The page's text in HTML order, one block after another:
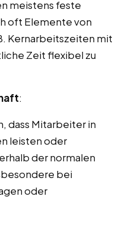
meistens feste
oft Elemente von
Kernarbeitszeiten mit
Zeit flexibel zu
:
dass Mitarbeiter in
leisten oder
der normalen
bei
oder